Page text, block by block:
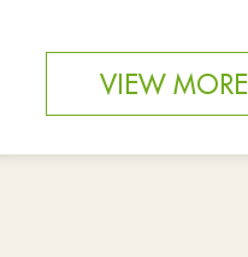
VIEW MORE